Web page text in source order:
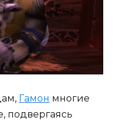
Гамон многие
подвергаясь